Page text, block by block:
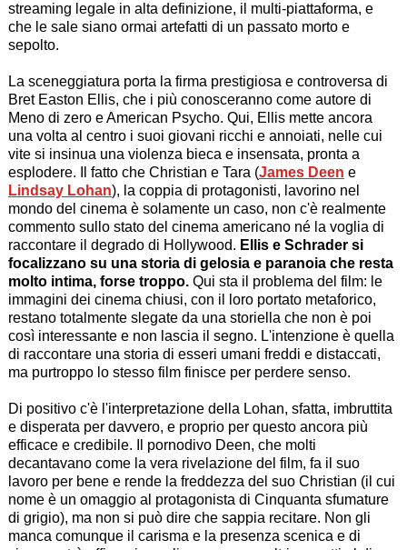
streaming legale in alta definizione, il multi-piattaforma, e
che le sale siano ormai artefatti di un passato morto e
sepolto.
La sceneggiatura porta la firma prestigiosa e controversa di
Bret Easton Ellis, che i più conosceranno come autore di
Meno di zero e American Psycho. Qui, Ellis mette ancora
una volta al centro i suoi giovani ricchi e annoiati, nelle cui
vite si insinua una violenza bieca e insensata, pronta a
esplodere. Il fatto che Christian e Tara (James Deen e
Lindsay Lohan), la coppia di protagonisti, lavorino nel
mondo del cinema è solamente un caso, non c'è realmente
commento sullo stato del cinema americano né la voglia di
raccontare il degrado di Hollywood. Ellis e Schrader si
focalizzano su una storia di gelosia e paranoia che resta
molto intima, forse troppo.Qui sta il problema del film: le
immagini dei cinema chiusi, con il loro portato metaforico,
restano totalmente slegate da una storiella che non è poi
così interessante e non lascia il segno. L'intenzione è quella
di raccontare una storia di esseri umani freddi e distaccati,
ma purtroppo lo stesso film finisce per perdere senso.
Di positivo c'è l'interpretazione della Lohan, sfatta, imbruttita
e disperata per davvero, e proprio per questo ancora più
efficace e credibile. Il pornodivo Deen, che molti
decantavano come la vera rivelazione del film, fa il suo
lavoro per bene e rende la freddezza del suo Christian (il cui
nome è un omaggio al protagonista di Cinquanta sfumature
di grigio), ma non si può dire che sappia recitare. Non gli
manca comunque il carisma e la presenza scenica e di